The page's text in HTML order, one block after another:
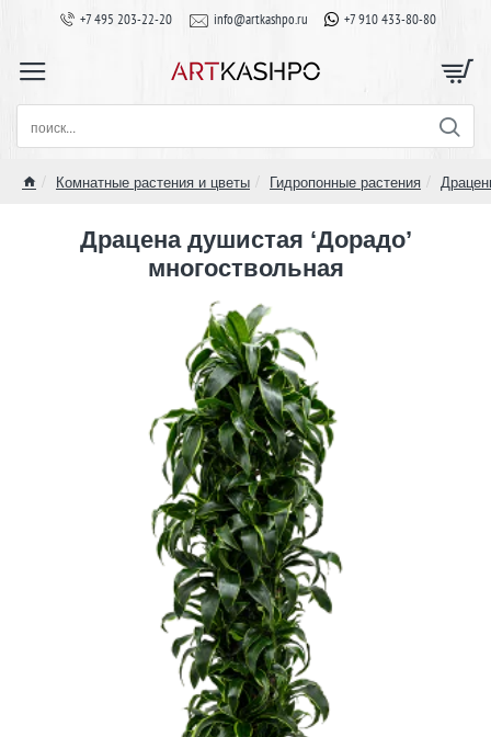
+7 495 203-22-20 info@artkashpo.ru +7 910 433-80-80
поиск...
Комнатные растения и цветы Гидропонные растения
Драцена душистая ‘Дорадо’
многоствольная